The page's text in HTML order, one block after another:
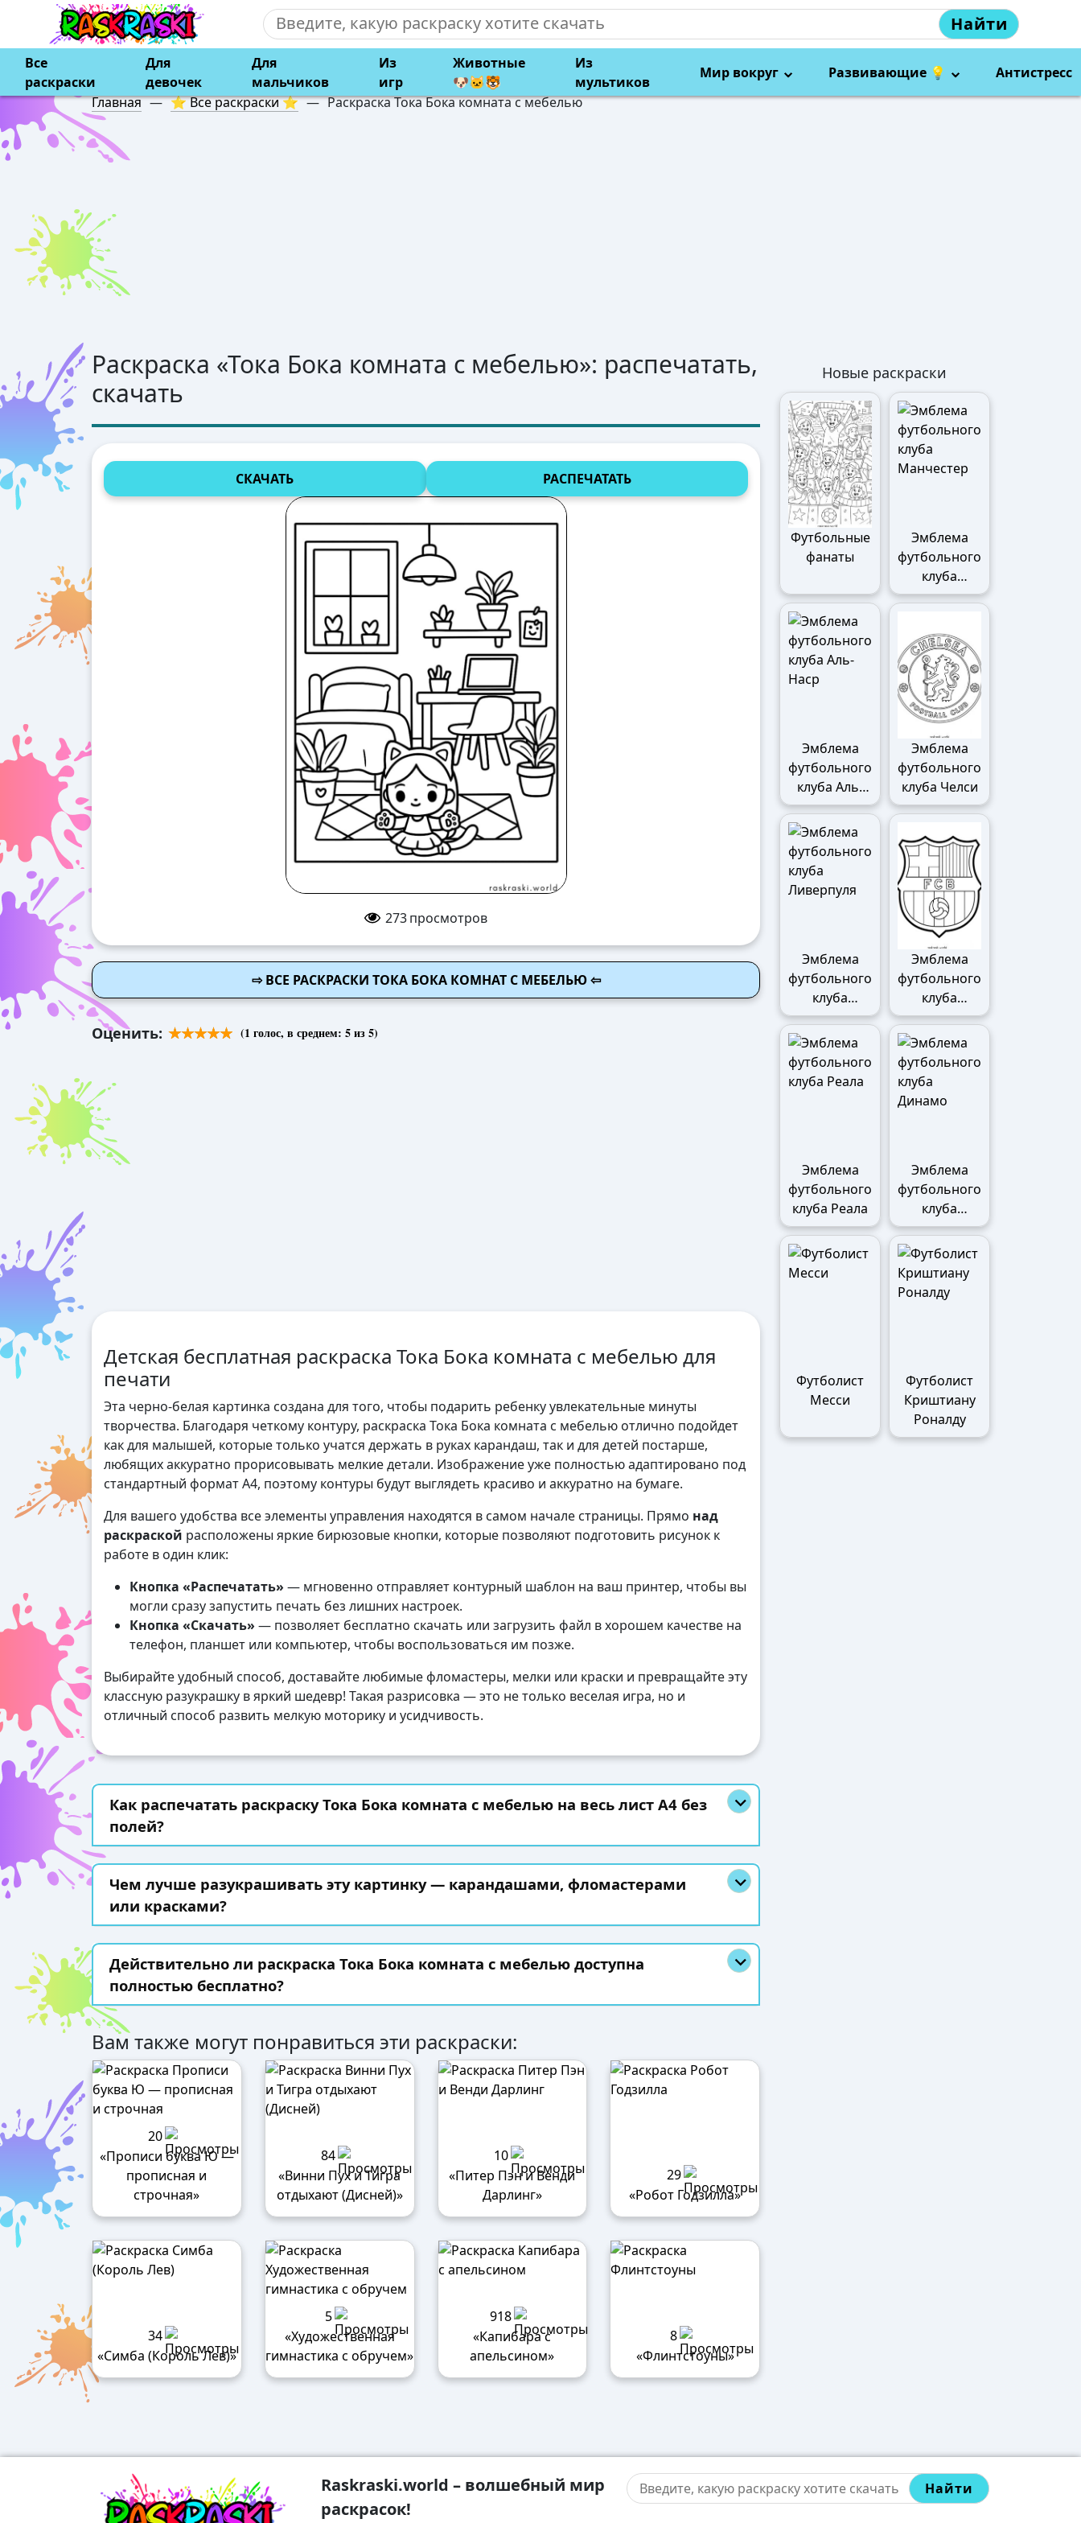
Найти
Все
раскраски
Для
девочек
Для
мальчиков
Из
игр
Животные
🐶🐱🐯
Из
мультиков
Мир вокруг Развивающие 💡
Антистресс
Главная — ⭐ Все раскраски ⭐ — Раскраска Тока Бока комната с мебелью
Раскраска «Тока Бока комната с мебелью»: распечатать,
скачать
СКАЧАТЬ РАСПЕЧАТАТЬ
273просмотров
⇨ ВСЕ РАСКРАСКИ ТОКА БОКА КОМНАТ С МЕБЕЛЬЮ ⇦
Оценить: (1 голос, в среднем: 5из 5)
Детская бесплатная раскраска Тока Бока комната с мебелью для
печати
Эта черно-белая картинка создана для того, чтобы подарить ребенку увлекательные минуты
творчества. Благодаря четкому контуру, раскраска Тока Бока комната с мебелью отлично подойдет
как для малышей, которые только учатся держать в руках карандаш, так и для детей постарше,
любящих аккуратно прорисовывать мелкие детали. Изображение уже полностью адаптировано под
стандартный формат А4, поэтому контуры будут выглядеть красиво и аккуратно на бумаге.
Для вашего удобства все элементы управления находятся в самом начале страницы. Прямо над
раскраской расположены яркие бирюзовые кнопки, которые позволяют подготовить рисунок к
работе в один клик:
Кнопка «Распечатать» — мгновенно отправляет контурный шаблон на ваш принтер, чтобы вы
могли сразу запустить печать без лишних настроек.
Кнопка «Скачать» — позволяет бесплатно скачать или загрузить файл в хорошем качестве на
телефон, планшет или компьютер, чтобы воспользоваться им позже.
Выбирайте удобный способ, доставайте любимые фломастеры, мелки или краски и превращайте эту
классную разукрашку в яркий шедевр! Такая разрисовка — это не только веселая игра, но и
отличный способ развить мелкую моторику и усидчивость.
Как распечатать раскраску Тока Бока комната с мебелью на весь лист А4 без
полей?
Чем лучше разукрашивать эту картинку — карандашами, фломастерами
или красками?
Действительно ли раскраска Тока Бока комната с мебелью доступна
полностью бесплатно?
Вам также могут понравиться эти раскраски:
20
«Прописи буква Ю —
прописная и
строчная»
84
«Винни Пух и Тигра
отдыхают (Дисней)»
10
«Питер Пэн и Венди
Дарлинг»
29
«Робот Годзилла»
34
«Симба (Король Лев)»
5
«Художественная
гимнастика с обручем»
918
«Капибара с
апельсином»
8
«Флинтстоуны»
Новые раскраски
Футбольные
фанаты
Эмблема
футбольного
клуба
Манчестер
Эмблема
футбольного
клуба Аль-
Наср
Эмблема
футбольного
клуба Челси
Эмблема
футбольного
клуба
Ливерпуля
Эмблема
футбольного
клуба
Барселоны
Эмблема
футбольного
клуба Реала
Эмблема
футбольного
клуба
Динамо
Футболист
Месси
Футболист
Криштиану
Роналду
Raskraski.world – волшебный мир
раскрасок!
Найти